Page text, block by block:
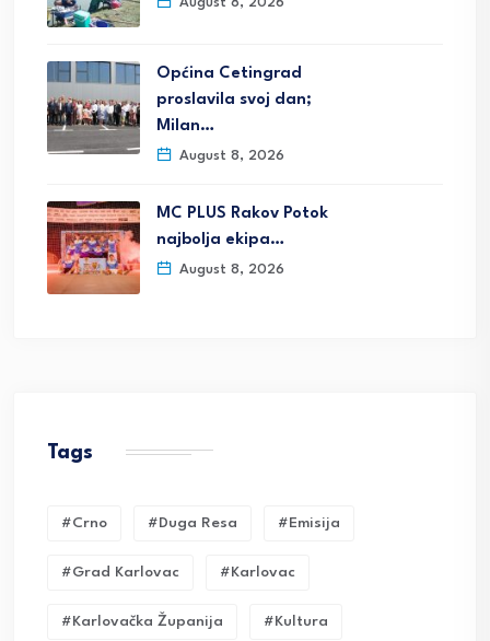
Općina Cetingrad
proslavila svoj dan;
Milan…
August 8, 2026
MC PLUS Rakov Potok
najbolja ekipa…
August 8, 2026
Tags
#crno #duga Resa #emisija
#grad Karlovac #karlovac
#karlovačka Županija #kultura